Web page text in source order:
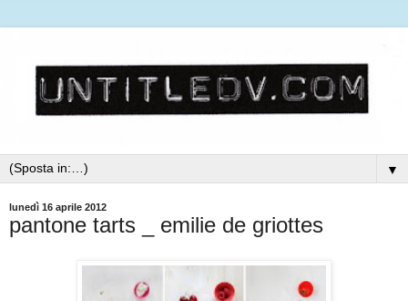
▼
lunedì 16 aprile 2012
pantone tarts _ emilie de griottes